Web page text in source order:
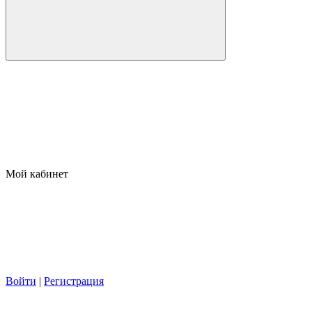
Мой кабинет
Войти | Регистрация